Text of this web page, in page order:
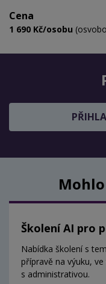
Cena
1 690 Kč/osobu
Školení AI pro
Nabídka školení s
přípravě na výuku,
s administrativou.